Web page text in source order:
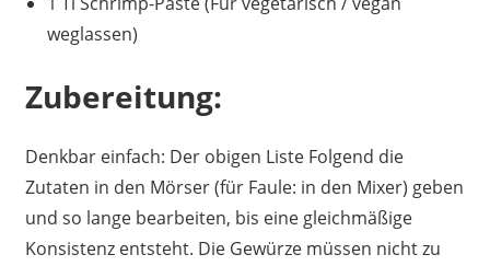
weglassen)
Zubereitung:
Denkbar einfach: Der obigen Liste Folgend die
Zutaten in den Mörser (für Faule: in den Mixer) geben
und so lange bearbeiten, bis eine gleichmäßige
Konsistenz entsteht. Die Gewürze müssen nicht zu